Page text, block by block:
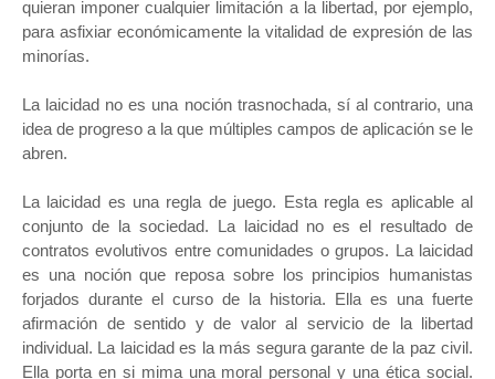
quieran imponer cualquier limitación a la libertad, por ejemplo,
para asfixiar económicamente la vitalidad de expresión de las
minorías.
La laicidad no es una noción trasnochada, sí al contrario, una
idea de progreso a la que múltiples campos de aplicación se le
abren.
La laicidad es una regla de juego. Esta regla es aplicable al
conjunto de la sociedad. La laicidad no es el resultado de
contratos evolutivos entre comunidades o grupos. La laicidad
es una noción que reposa sobre los principios humanistas
forjados durante el curso de la historia. Ella es una fuerte
afirmación de sentido y de valor al servicio de la libertad
individual. La laicidad es la más segura garante de la paz civil.
Ella porta en si mima una moral personal y una ética social.